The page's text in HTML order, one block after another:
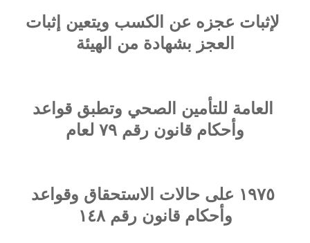
لإثبات عجزه عن الكسب ويتعين إثبات
العجز بشهادة من الهيئة
العامة للتأمين الصحي وتطبق قواعد
وأحكام قانون رقم ٧٩ لعام
١٩٧٥ على حالات الاستحقاق وقواعد
وأحكام قانون رقم ١٤٨